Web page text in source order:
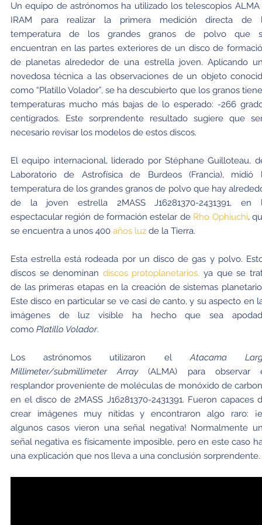
Un equipo de astrónomos ha utilizado los telescopios ALMA
IRAM para realizar la primera medición directa de
temperatura de los grandes granos de polvo que
encuentran en las partes exteriores de un disco de
de planetas alrededor de una estrella joven. Aplicando
novedosa técnica a las observaciones de un objeto
como “Platillo Volador”, se ha descubierto que los granos
temperaturas mucho más bajas de lo esperado: -266
centígrados. Este sorprendente resultado sugiere que
necesario revisar los modelos de estos discos.
El equipo internacional, liderado por Stéphane Guilloteau,
Laboratorio de Astrofísica de Burdeos (Francia), midió
temperatura de los grandes granos de polvo que hay
de la joven estrella 2MASS J16281370-2431391, en
espectacular región de formación estelar de Rho Ophiuchi,
se encuentra a unos 400 años luzde la Tierra.
Esta estrella está rodeada por un disco de gas y polvo.
discos se denominan discos protoplanetarios, ya que se
de las primeras etapas en la creación de sistemas
Este disco en particular se ve casi de canto, y su aspecto en
imágenes de luz visible ha hecho que sea
como Platillo Volador.
Los astrónomos utilizaron el Atacama
Millimeter/submillimeter Array(ALMA) para observar
resplandor proveniente de moléculas de monóxido de
en el disco de 2MASS J16281370-2431391. Fueron capaces
crear imágenes muy nítidas y encontraron algo raro:
algunos casos vieron una señal negativa! Normalmente
señal negativa es físicamente imposible, pero en este caso
una explicación que nos lleva a una conclusión sorprendente.